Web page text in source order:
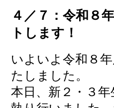
４／７：令和８
トします！
いよいよ令和８
たしました。
本日、新２・３